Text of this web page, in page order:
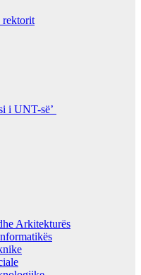
rektorit
i UNT-së’
Arkitekturës